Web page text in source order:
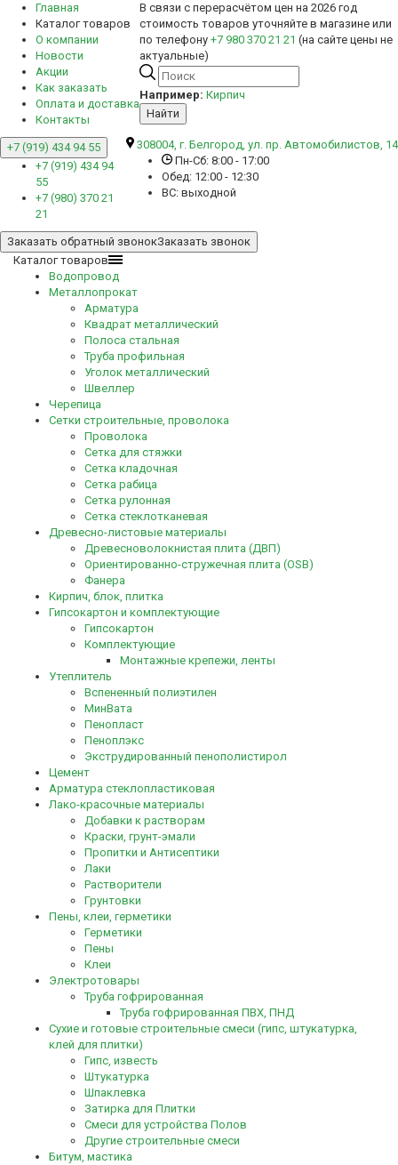
Главная
Каталог товаров
О компании
Новости
Акции
Как заказать
Оплата и доставка
Контакты
308004, г. Белгород, ул. пр. Автомобилистов, 14
Пн-Сб: 8:00 - 17:00
Обед: 12:00 - 12:30
ВС: выходной
В связи с перерасчётом цен на 2026 год
стоимость товаров уточняйте в магазине или
по телефону +7 980 370 21 21 (на сайте цены не
актуальные)
Например: Кирпич
Найти
+7 (919) 434 94 55
+7 (919) 434 94
55
+7 (980) 370 21
21
Заказать обратный звонокЗаказать звонок
Каталог товаров
Водопровод
Металлопрокат
Арматура
Квадрат металлический
Полоса стальная
Труба профильная
Уголок металлический
Швеллер
Черепица
Сетки строительные, проволока
Проволока
Сетка для стяжки
Сетка кладочная
Сетка рабица
Сетка рулонная
Сетка стеклотканевая
Древесно-листовые материалы
Древесноволокнистая плита (ДВП)
Ориентированно-стружечная плита (OSB)
Фанера
Кирпич, блок, плитка
Гипсокартон и комплектующие
Гипсокартон
Комплектующие
Монтажные крепежи, ленты
Утеплитель
Вспененный полиэтилен
МинВата
Пенопласт
Пеноплэкс
Экструдированный пенополистирол
Цемент
Арматура стеклопластиковая
Лако-красочные материалы
Добавки к растворам
Краски, грунт-эмали
Пропитки и Антисептики
Лаки
Растворители
Грунтовки
Пены, клеи, герметики
Герметики
Пены
Клеи
Электротовары
Труба гофрированная
Труба гофрированная ПВХ, ПНД
Сухие и готовые строительные смеси (гипс, штукатурка,
клей для плитки)
Гипс, известь
Штукатурка
Шпаклевка
Затирка для Плитки
Смеси для устройства Полов
Другие строительные смеси
Битум, мастика